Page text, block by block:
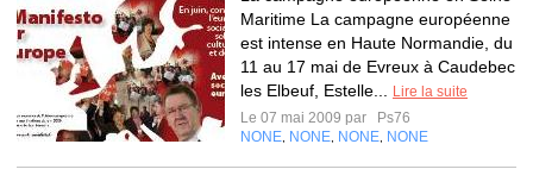
Maritime La campagne européenne
est intense en Haute Normandie, du
11 au 17 mai de Evreux à Caudebec
les Elbeuf, Estelle...
Lire la suite
Le 07 mai 2009 par
Ps76
NONE NONE NONE NONE